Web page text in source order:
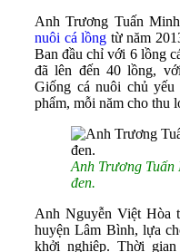
Anh Trương Tuấn
nuôi cá lồng từ năm
Ban đầu chỉ với 6 lồng
đã lên đến 40 lồng,
Giống cá nuôi chủ
phẩm, mỗi năm cho thu
Anh Trương Tuấn
đen.
Anh Nguyễn Việt Hòa
huyện Lâm Bình, lựa
khởi nghiệp. Thời